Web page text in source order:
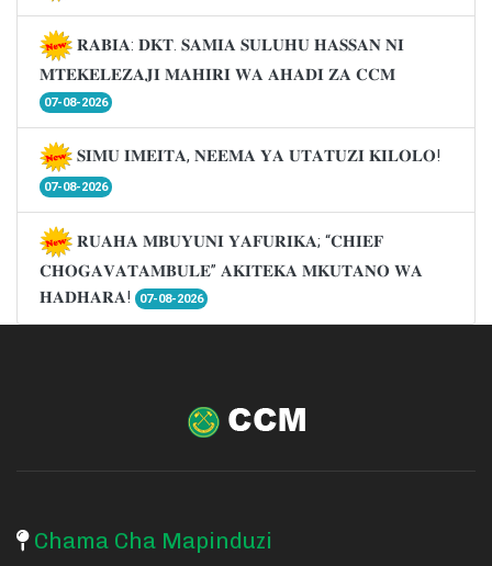
𝐑𝐀𝐁𝐈𝐀: 𝐃𝐊𝐓. 𝐒𝐀𝐌𝐈𝐀 𝐒𝐔𝐋𝐔𝐇𝐔 𝐇𝐀𝐒𝐒𝐀𝐍 𝐍𝐈
𝐌𝐓𝐄𝐊𝐄𝐋𝐄𝐙𝐀𝐉𝐈 𝐌𝐀𝐇𝐈𝐑𝐈 𝐖𝐀 𝐀𝐇𝐀𝐃𝐈 𝐙𝐀 𝐂𝐂𝐌
07-08-2026
𝐒𝐈𝐌𝐔 𝐈𝐌𝐄𝐈𝐓𝐀, 𝐍𝐄𝐄𝐌𝐀 𝐘𝐀 𝐔𝐓𝐀𝐓𝐔𝐙𝐈 𝐊𝐈𝐋𝐎𝐋𝐎!
07-08-2026
𝐑𝐔𝐀𝐇𝐀 𝐌𝐁𝐔𝐘𝐔𝐍𝐈 𝐘𝐀𝐅𝐔𝐑𝐈𝐊𝐀; “𝐂𝐇𝐈𝐄𝐅
𝐂𝐇𝐎𝐆𝐀𝐕𝐀𝐓𝐀𝐌𝐁𝐔𝐋𝐄” 𝐀𝐊𝐈𝐓𝐄𝐊𝐀 𝐌𝐊𝐔𝐓𝐀𝐍𝐎 𝐖𝐀
𝐇𝐀𝐃𝐇𝐀𝐑𝐀!
07-08-2026
Chama Cha Mapinduzi